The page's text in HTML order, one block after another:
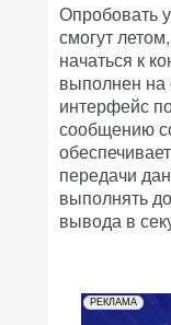
Опробовать
смогут
начаться к
выполнен
интерфейс
сообщению
передачи
выполнять
вывода в
РЕКЛАМА